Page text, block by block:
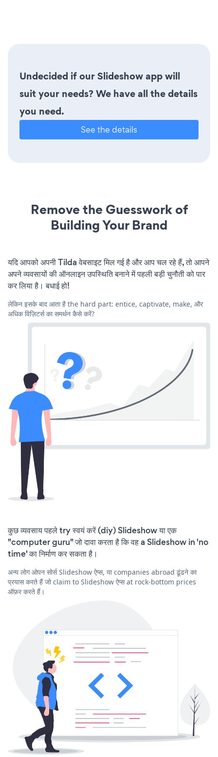
Undecided if our Slideshow app will
suit your needs? We have all the details
you need.
See the details
Remove the Guesswork of
Building Your Brand
यदि आपको अपनी Tilda वेबसाइट मिल गई है और आप चल रहे हैं, तो आपने
अपने व्यवसायों की ऑनलाइन उपस्थिति बनाने में पहली बड़ी चुनौती को पार
कर लिया है। बधाई हो!
लेकिन इसके बाद आता है the hard part: entice, captivate, make, और
अधिक विज़िटर्स का समर्थन कैसे करें?
कुछ व्यवसाय पहले try स्वयं करें (diy) Slideshow या एक
"computer guru" जो दावा करता है कि वह a Slideshow in 'no
time' का निर्माण कर सकता है।
अन्य लोग ओपन सोर्स Slideshow ऐप्स, या companies abroad ढूंढने का
प्रयास करते हैं जो claim to Slideshow ऐप्स at rock-bottom prices
ऑफ़र करते हैं।